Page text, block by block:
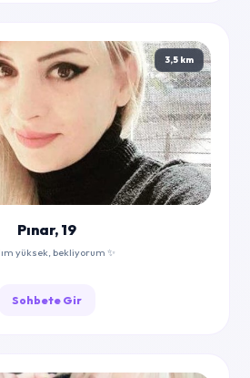
3,5 km
Pınar, 19
yüksek, bekliyorum ✨
Sohbete Gir